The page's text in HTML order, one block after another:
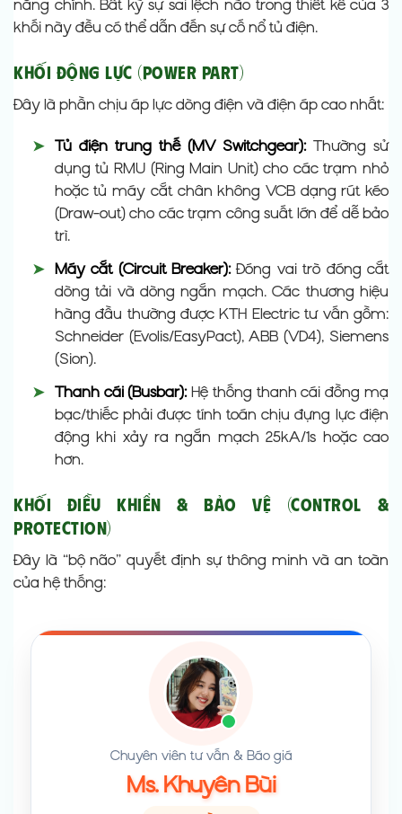
năng chính. Bất kỳ sự sai lệch nào trong thiết kế của 3
khối này đều có thể dẫn đến sự cố nổ tủ điện.
Khối Động Lực (Power Part)
Đây là phần chịu áp lực dòng điện và điện áp cao nhất:
➤ Tủ điện trung thế (MV Switchgear):Thường sử
dụng tủ RMU (Ring Main Unit) cho các trạm nhỏ
hoặc tủ máy cắt chân không VCB dạng rút kéo
(Draw-out) cho các trạm công suất lớn để dễ bảo
trì.
➤
Máy cắt (Circuit Breaker):Đóng vai trò đóng cắt
dòng tải và dòng ngắn mạch. Các thương hiệu
hàng đầu thường được KTH Electric tư vấn gồm:
Schneider (Evolis/EasyPact), ABB (VD4), Siemens
(Sion).
➤
Thanh cái (Busbar):Hệ thống thanh cái đồng mạ
bạc/thiếc phải được tính toán chịu đựng lực điện
động khi xảy ra ngắn mạch 25kA/1s hoặc cao
hơn.
Khối Điều Khiển & Bảo Vệ (Control &
Protection)
Đây là “bộ não” quyết định sự thông minh và an toàn
của hệ thống:
Chuyên viên tư vấn & Báo giá
Ms. Khuyên Bùi